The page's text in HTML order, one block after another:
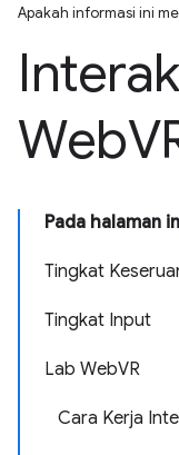
Apakah informasi ini
Web
Pada halaman
Tingkat
Tingkat Input
Lab WebVR
Cara Kerja